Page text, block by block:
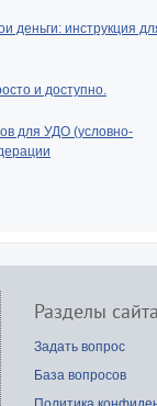
деньги: инструкция
и доступно.
для УДО (условно-
Разделы
Задать вопрос
База вопросов